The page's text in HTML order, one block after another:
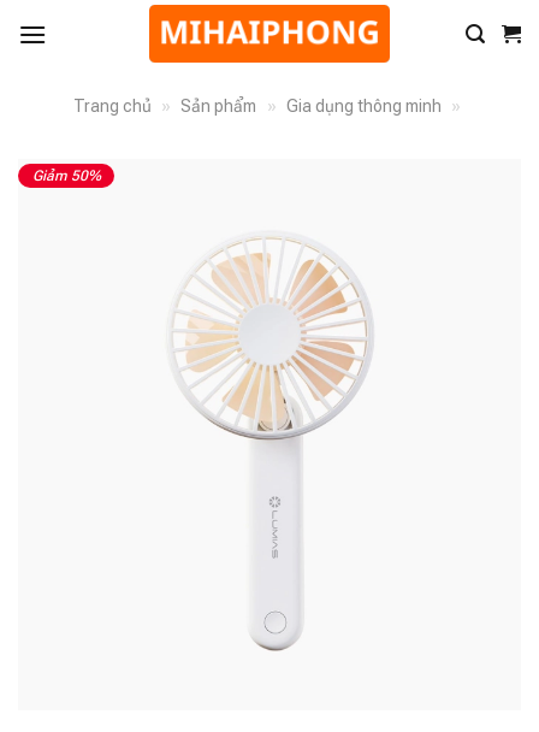
Trang chủ » Sản phẩm » Gia dụng thông minh »
Giảm 50%